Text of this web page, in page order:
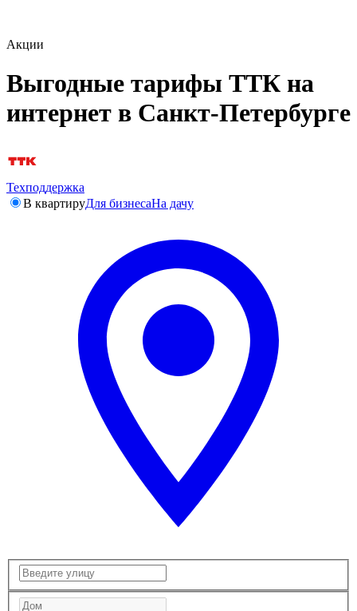
Акции
Выгодные тарифы ТТК на
интернет в Санкт-Петербурге
Техподдержка
В квартируДля бизнесаНа дачу